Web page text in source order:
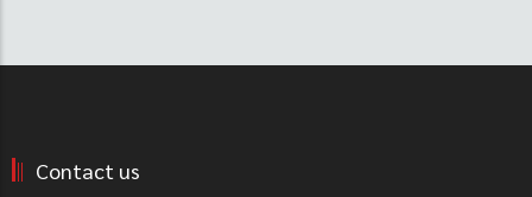
Contact us